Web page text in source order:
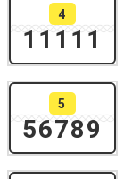
4
11111
5
56789